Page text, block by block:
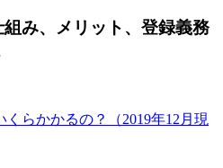
み、メリット、登録義務